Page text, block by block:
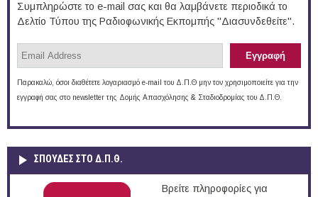
Συμπληρώστε το e-mail σας και θα λαμβάνετε περιοδικά το
Δελτίο Τύπου της Ραδιοφωνικής Εκπομπής "Διασυνδεθείτε".
Παρακαλώ, όσοι διαθέτετε λογαριασμό e-mail του Δ.Π.Θ μην τον χρησιμοποιείτε για την
εγγραφή σας στο newsletter της Δομής Απασχόλησης & Σταδιοδρομίας του Δ.Π.Θ.
ΣΠΟΥΔΈΣ ΣΤΟ Δ.Π.Θ.
Βρείτε πληροφορίες για